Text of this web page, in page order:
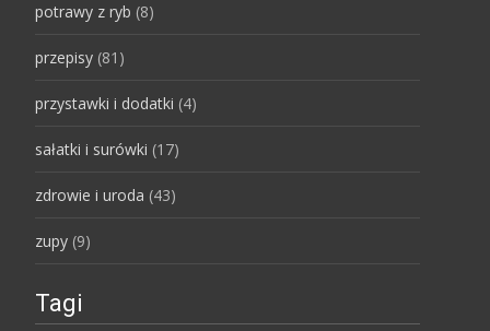
potrawy z ryb (8)
przepisy (81)
przystawki i dodatki (4)
sałatki i surówki (17)
zdrowie i uroda (43)
zupy (9)
Tagi